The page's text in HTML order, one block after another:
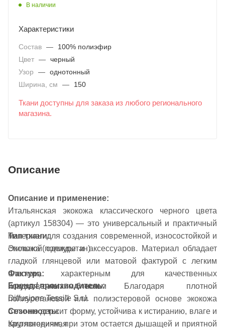
В наличии
Характеристики
Состав —
100% полиэфир
Цвет — черный
Узор
— однотонный
Ширина, см
— 150
Ткани доступны для заказа из любого регионального
магазина.
Описание
Описание и применение:
Итальянская экокожа классического черного цвета
(артикул 158304) — это универсальный и практичный
материал для создания современной, износостойкой и
стильной одежды и аксессуаров. Материал обладает
гладкой глянцевой или матовой фактурой с легким
блеском, характерным для качественных
искусственных кож. Благодаря плотной
полиуретановой или полиэстеровой основе экокожа
отлично держит форму, устойчива к истиранию, влаге и
загрязнениям, при этом остается дышащей и приятной
Тип ткани:
Экокожа (полиуретан)
Фактура:
Гладкая, с легким блеском
Сезонность:
Круглогодичная
Бренд / производитель:
Diffusione Tessile S.r.l.